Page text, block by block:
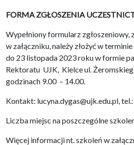
FORMA ZGŁOSZENIA
Wypełniony formularz zgłoszeniowy,
w załączniku, należy złożyć w
do 23 listopada 2023 roku w formie
Rektoratu UJK, Kielce ul.
godzinach 9.00 – 14.00.
Kontakt: lucyna.dygas@ujk.edu.pl,
Liczba miejsc na poszczególne
Więcej informacji nt. szkoleń w